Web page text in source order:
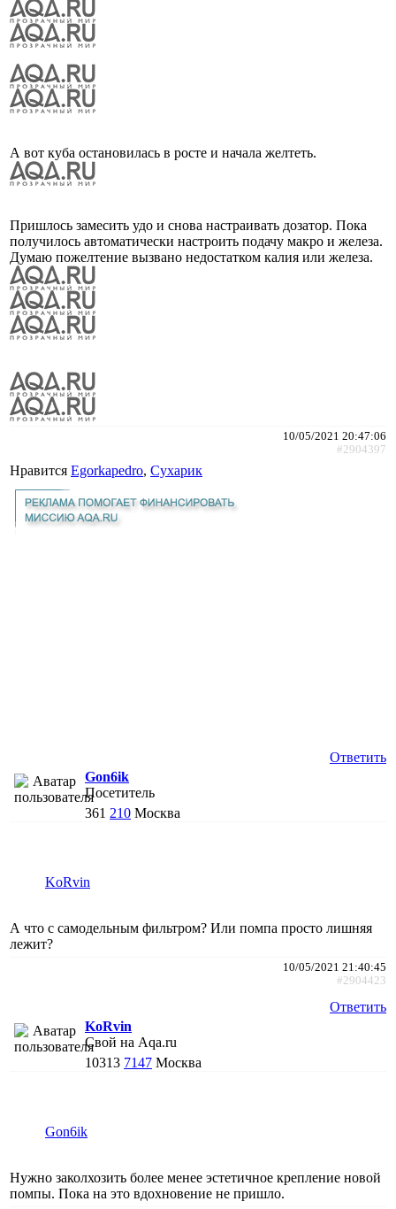
А вот куба остановилась в росте и начала желтеть.
Пришлось замесить удо и снова настраивать дозатор. Пока
получилось автоматически настроить подачу макро и железа.
Думаю пожелтение вызвано недостатком калия или железа.
10/05/2021 20:47:06
#2904397
Нравится Egorkapedro, Сухарик
Ответить
Gon6ik
Посетитель
361 210 Москва
KoRvin
А что с самодельным фильтром? Или помпа просто лишняя
лежит?
10/05/2021 21:40:45
#2904423
Ответить
KoRvin
Свой на Aqa.ru
10313 7147 Москва
Gon6ik
Нужно заколхозить более менее эстетичное крепление новой
помпы. Пока на это вдохновение не пришло.